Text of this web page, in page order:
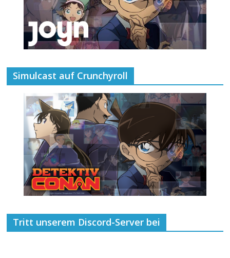
Simulcast auf Crunchyroll
Tritt unserem Discord-Server bei